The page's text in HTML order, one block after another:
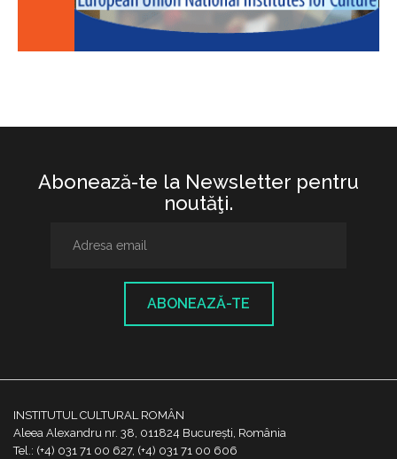
Abonează-te la Newsletter pentru
noutăţi.
ABONEAZĂ-TE
INSTITUTUL CULTURAL ROMÂN
Aleea Alexandru nr. 38, 011824 București, România
Tel.: (+4) 031 71 00 627, (+4) 031 71 00 606